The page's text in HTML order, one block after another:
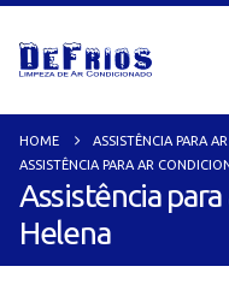
HOME
ASSISTÊNCIA PARA
ASSISTÊNCIA PARA AR
Assistência
Helena